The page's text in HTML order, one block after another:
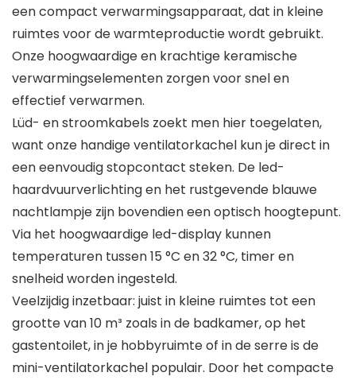
een compact verwarmingsapparaat, dat in kleine
ruimtes voor de warmteproductie wordt gebruikt.
Onze hoogwaardige en krachtige keramische
verwarmingselementen zorgen voor snel en
effectief verwarmen.
Lüd- en stroomkabels zoekt men hier toegelaten,
want onze handige ventilatorkachel kun je direct in
een eenvoudig stopcontact steken. De led-
haardvuurverlichting en het rustgevende blauwe
nachtlampje zijn bovendien een optisch hoogtepunt.
Via het hoogwaardige led-display kunnen
temperaturen tussen 15 °C en 32 °C, timer en
snelheid worden ingesteld.
Veelzijdig inzetbaar: juist in kleine ruimtes tot een
grootte van 10 m³ zoals in de badkamer, op het
gastentoilet, in je hobbyruimte of in de serre is de
mini-ventilatorkachel populair. Door het compacte